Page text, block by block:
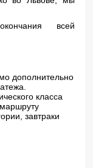
всей
дополнительно
класса
завтраки